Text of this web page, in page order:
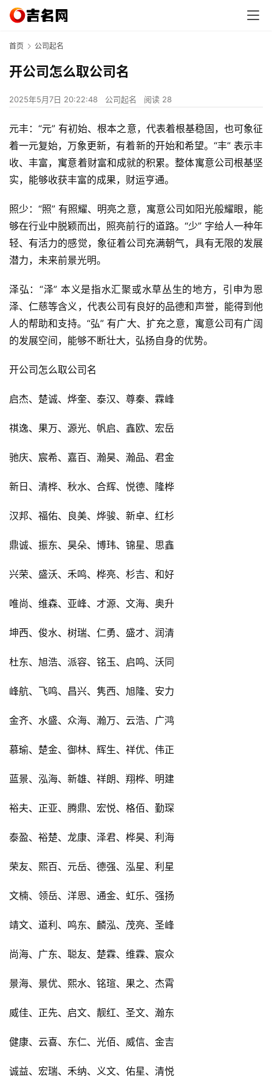
首页 公司起名
开公司怎么取公司名
2025年5月7日 20:22:48 公司起名 阅读 28
元丰：“元” 有初始、根本之意，代表着根基稳固，也可象征
着一元复始，万象更新，有着新的开始和希望。“丰” 表示丰
收、丰富，寓意着财富和成就的积累。整体寓意公司根基坚
实，能够收获丰富的成果，财运亨通。
照少：“照” 有照耀、明亮之意，寓意公司如阳光般耀眼，能
够在行业中脱颖而出，照亮前行的道路。“少” 字给人一种年
轻、有活力的感觉，象征着公司充满朝气，具有无限的发展
潜力，未来前景光明。
泽弘：“泽” 本义是指水汇聚或水草丛生的地方，引申为恩
泽、仁慈等含义，代表公司有良好的品德和声誉，能得到他
人的帮助和支持。“弘” 有广大、扩充之意，寓意公司有广阔
的发展空间，能够不断壮大，弘扬自身的优势。
开公司怎么取公司名
启杰、楚诚、烨奎、泰汉、尊秦、霖峰
祺逸、果万、源光、帆启、鑫欧、宏岳
驰庆、宸希、嘉百、瀚昊、瀚品、君金
新日、清桦、秋水、合辉、悦德、隆桦
汉邦、福佑、良美、烨骏、新卓、红杉
鼎诚、振东、昊朵、博玮、锦星、思鑫
兴荣、盛沃、禾鸣、桦亮、杉吉、和好
唯尚、维森、亚峰、才源、文海、奥升
坤西、俊水、树瑞、仁勇、盛才、润清
杜东、旭浩、派容、铭玉、启鸣、沃同
峰航、飞鸣、昌兴、隽西、旭隆、安力
金齐、水盛、众海、瀚万、云浩、广鸿
慕瑜、楚金、御林、辉生、祥优、伟正
蓝景、泓海、新雄、祥朗、翔桦、明建
裕夫、正亚、腾鼎、宏悦、格佰、勤琛
泰盈、裕楚、龙康、泽君、桦昊、利海
荣友、熙百、元岳、德强、泓星、利星
文楠、领岳、洋恩、通金、虹乐、强扬
靖文、道利、鸣东、麟泓、茂亮、圣峰
尚海、广东、聪友、楚霖、维霖、宸众
景海、景优、熙水、铭瑄、果之、杰霄
威佳、正先、启文、靓红、圣文、瀚东
健康、云喜、东仁、光佰、威信、金吉
诚益、宏瑞、禾纳、义文、佑星、清悦